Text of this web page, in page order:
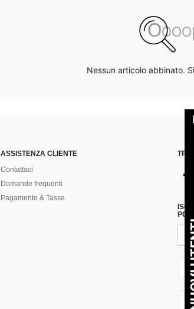
Nessun articolo abbinato.
ASSISTENZA CLIENTE
Contattaci
Domande frequenti
Pagamento & Tasse
PER